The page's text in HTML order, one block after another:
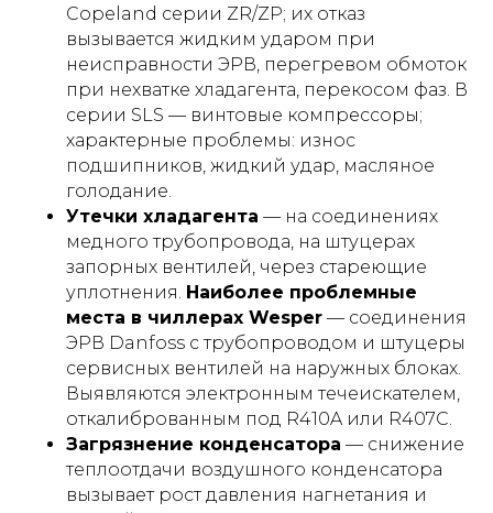
Copeland серии ZR/ZP; их отказ
вызывается жидким ударом при
неисправности ЭРВ, перегревом обмоток
при нехватке хладагента, перекосом фаз. В
серии SLS — винтовые компрессоры;
характерные проблемы: износ
подшипников, жидкий удар, масляное
голодание.
Утечки хладагента — на соединениях
медного трубопровода, на штуцерах
запорных вентилей, через стареющие
уплотнения. Наиболее проблемные
места в чиллерах Wesper — соединения
ЭРВ Danfoss с трубопроводом и штуцеры
сервисных вентилей на наружных блоках.
Выявляются электронным течеискателем,
откалиброванным под R410A или R407C.
Загрязнение конденсатора — снижение
теплоотдачи воздушного конденсатора
вызывает рост давления нагнетания и